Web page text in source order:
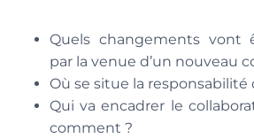
Quels changements vont
par la venue d’un nouveau
Où se situe la responsabilité
Qui va encadrer le
comment ?